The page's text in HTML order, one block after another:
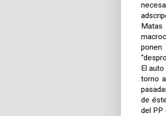
El
torno
de
del PP